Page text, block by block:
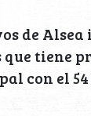
de
tiene
con el